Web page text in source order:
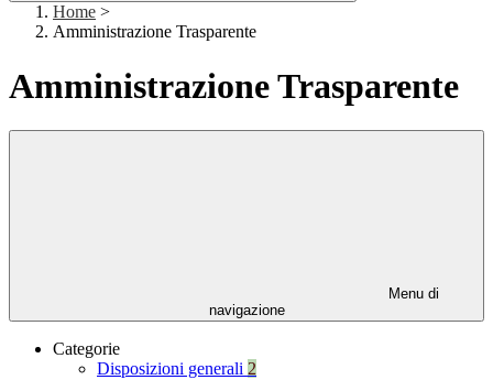
Home >
Amministrazione Trasparente
Amministrazione Trasparente
Menu di
navigazione
Categorie
Disposizioni generali 2